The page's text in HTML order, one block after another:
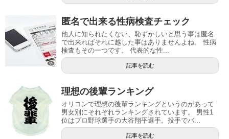
匿名で出来る性病検査チェック
他人に知られたくない、恥ずかしいと思う事は匿名
で出来ればそれに越した事はありませんよね。 性病
検査もその一つです。 代表的な性...
記事を読む
理想の後輩ランキング
オリコンで理想の後輩ランキングというのがあって
男女別にそれぞれランキングされています。 男性1
位はプロ野球選手の大谷翔平選手。投手でバ...
記事を読む